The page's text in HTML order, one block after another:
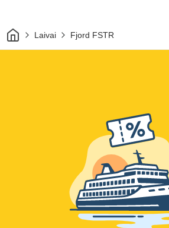
PradžiaLaivai Fjord FSTR